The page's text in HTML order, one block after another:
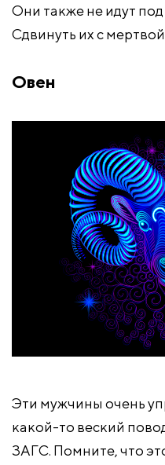
Они также не идут
Сдвинуть их с
Овен
Эти мужчины очень
какой-то веский
ЗАГС. Помните, что